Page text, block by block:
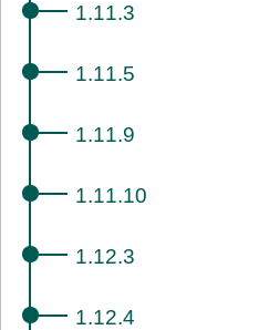
1.11.3
1.11.5
1.11.9
1.11.10
1.12.3
1.12.4